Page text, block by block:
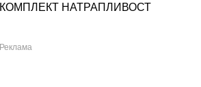
КОМПЛЕКТ НАТРАПЛИВОСТ